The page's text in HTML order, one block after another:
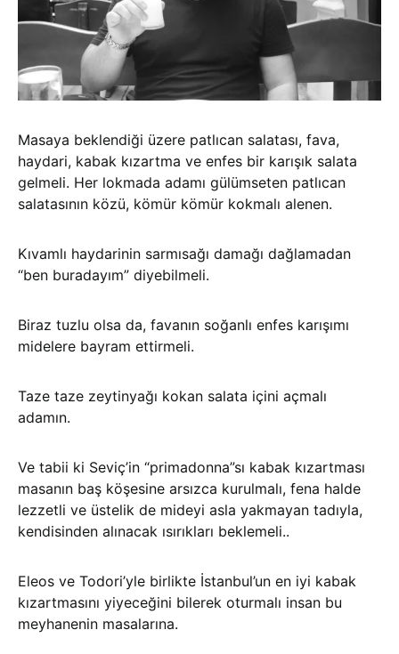
Masaya beklendiği üzere patlıcan salatası, fava,
haydari, kabak kızartma ve enfes bir karışık salata
gelmeli. Her lokmada adamı gülümseten patlıcan
salatasının közü, kömür kömür kokmalı alenen.
Kıvamlı haydarinin sarmısağı damağı dağlamadan
“ben buradayım” diyebilmeli.
Biraz tuzlu olsa da, favanın soğanlı enfes karışımı
midelere bayram ettirmeli.
Taze taze zeytinyağı kokan salata içini açmalı
adamın.
Ve tabii ki Seviç’in “primadonna”sı kabak kızartması
masanın baş köşesine arsızca kurulmalı, fena halde
lezzetli ve üstelik de mideyi asla yakmayan tadıyla,
kendisinden alınacak ısırıkları beklemeli..
Eleos ve Todori’yle birlikte İstanbul’un en iyi kabak
kızartmasını yiyeceğini bilerek oturmalı insan bu
meyhanenin masalarına.